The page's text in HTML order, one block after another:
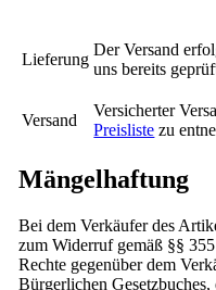
Lieferung
Der Versand
uns bereits
Versand
Versicherter
Preisliste zu
Mängelhaftung
Bei dem Verkäufer des
zum Widerruf gemäß §§
Rechte gegenüber dem
Bürgerlichen